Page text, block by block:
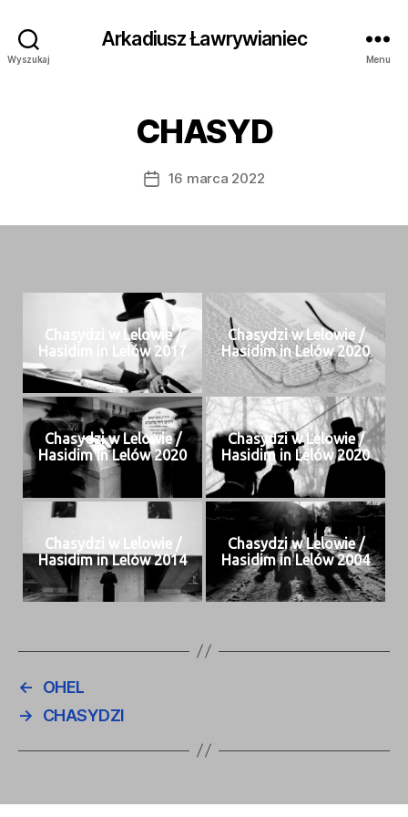
Wyszukaj
Arkadiusz Ławrywianiec
Menu
CHASYD
Data16 marca 2022
Chasy­dzi w Lelowie /
Hasidim in Lelów 2017
Chasy­dzi w Lelowie /
Hasidim in Lelów 2020
Chasy­dzi w Lelowie /
Hasidim in Lelów 2020
Chasy­dzi w Lelowie /
Hasidim in Lelów 2020
Chasy­dzi w Lelowie /
Hasidim in Lelów 2014
Chasy­dzi w Lelowie /
Hasidim in Lelów 2004
←
OHEL
→
CHASYDZI